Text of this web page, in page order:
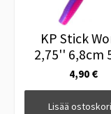
KP Stick
2,75'' 6,8cm
165
4,90 €
Lisää